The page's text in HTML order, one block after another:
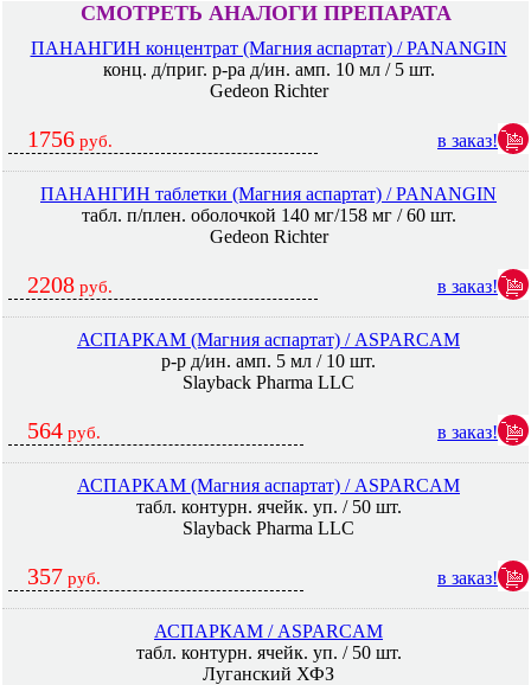
СМОТРЕТЬ АНАЛОГИ ПРЕПАРАТА
ПАНАНГИН концентрат (Магния аспартат) / PANANGIN
конц. д/приг. р-ра д/ин. амп. 10 мл / 5 шт.
Gedeon Richter
1756 руб. в заказ!
ПАНАНГИН таблетки (Магния аспартат) / PANANGIN
табл. п/плен. оболочкой 140 мг/158 мг / 60 шт.
Gedeon Richter
2208 руб. в заказ!
АСПАРКАМ (Магния аспартат) / ASPARCAM
р-р д/ин. амп. 5 мл / 10 шт.
Slayback Pharma LLC
564 руб. в заказ!
АСПАРКАМ (Магния аспартат) / ASPARCAM
табл. контурн. ячейк. уп. / 50 шт.
Slayback Pharma LLC
357 руб. в заказ!
АСПАРКАМ / ASPARCAM
табл. контурн. ячейк. уп. / 50 шт.
Луганский ХФЗ